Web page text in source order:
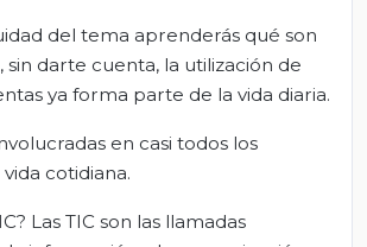
del tema aprenderás qué son
sin darte cuenta, la utilización de
ya forma parte de la vida diaria.
en casi todos los
cotidiana.
Las TIC son las llamadas